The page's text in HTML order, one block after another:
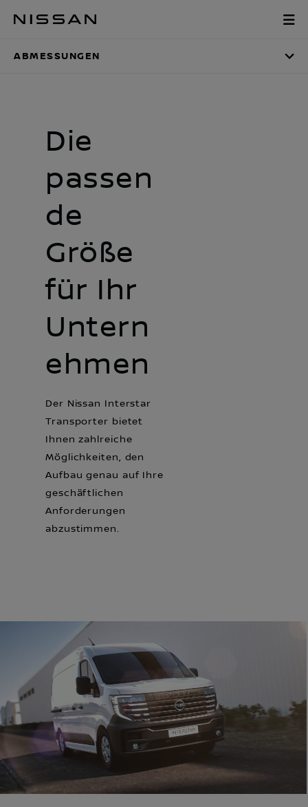
Hauptinhalt
Abmessungen
ABMESSUNGEN
Die
passen
de
Größe
für Ihr
Untern
ehmen
Der Nissan Interstar
Transporter bietet
Ihnen zahlreiche
Möglichkeiten, den
Aufbau genau auf Ihre
geschäftlichen
Anforderungen
abzustimmen.